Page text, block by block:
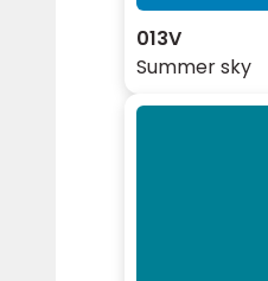
013V
Summer sky